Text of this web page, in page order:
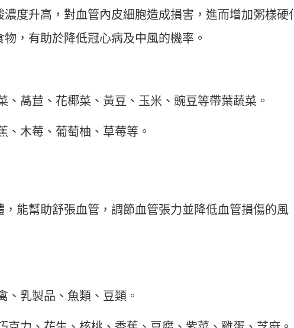
度升高，對血管內皮細胞造成損害，進而增加粥樣硬
，有助於降低冠心病及中風的機率。
、萵苣、花椰菜、黃豆、玉米、豌豆等帶葉蔬菜。
、木莓、葡萄柚、草莓等。
能幫助舒張血管，調節血管張力並降低血管損傷的風
、乳製品、魚類、豆類。